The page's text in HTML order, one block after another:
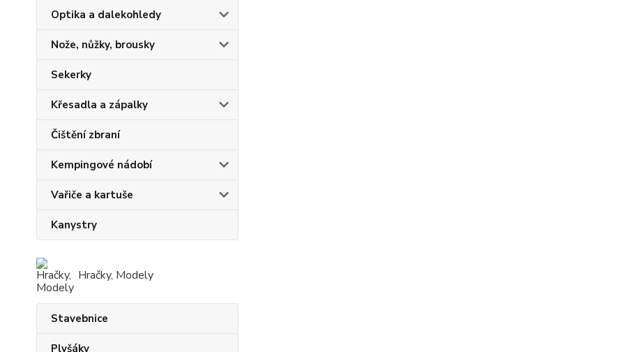
Optika a dalekohledy
Nože, nůžky, brousky
Sekerky
Křesadla a zápalky
Čištění zbraní
Kempingové nádobí
Vařiče a kartuše
Kanystry
Hračky, Modely
Stavebnice
Plyšáky